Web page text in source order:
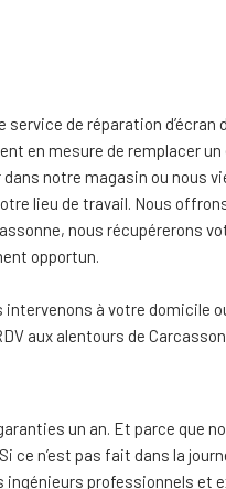
service de réparation
en mesure de remplacer
dans notre magasin ou nous
lieu de travail. Nous
nous récupérerons
opportun.
intervenons à votre domicile
aux alentours de
un an. Et parce que
ce n’est pas fait dans la
ingénieurs professionnels et